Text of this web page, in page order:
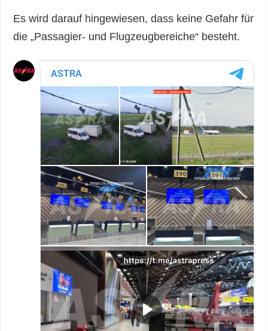
Es wird darauf hingewiesen, dass keine Gefahr für
die „Passagier- und Flugzeugbereiche“ besteht.